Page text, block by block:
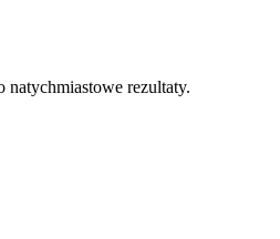
rezultaty.